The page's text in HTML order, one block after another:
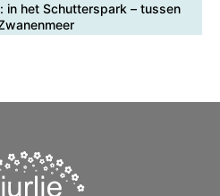
in het Schutterspark – tussen